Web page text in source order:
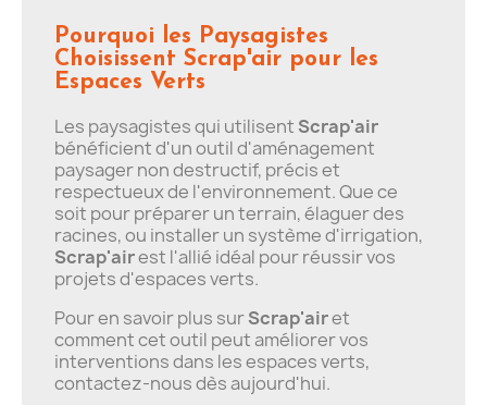
Pourquoi les Paysagistes
Choisissent Scrap'air pour les
Espaces Verts
Les paysagistes qui utilisent Scrap'air
bénéficient d'un outil d'aménagement
paysager non destructif, précis et
respectueux de l'environnement. Que ce
soit pour préparer un terrain, élaguer des
racines, ou installer un système d'irrigation,
Scrap'airest l'allié idéal pour réussir vos
projets d'espaces verts.
Pour en savoir plus surScrap'airet
comment cet outil peut améliorer vos
interventions dans les espaces verts,
contactez-nous dès aujourd'hui.